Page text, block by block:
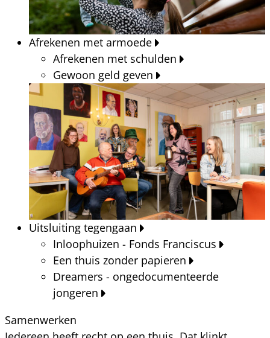
Afrekenen met armoede
Afrekenen met schulden
Gewoon geld geven
Uitsluiting tegengaan
Inloophuizen - Fonds Franciscus
Een thuis zonder papieren
Dreamers - ongedocumenteerde
jongeren
Samenwerken